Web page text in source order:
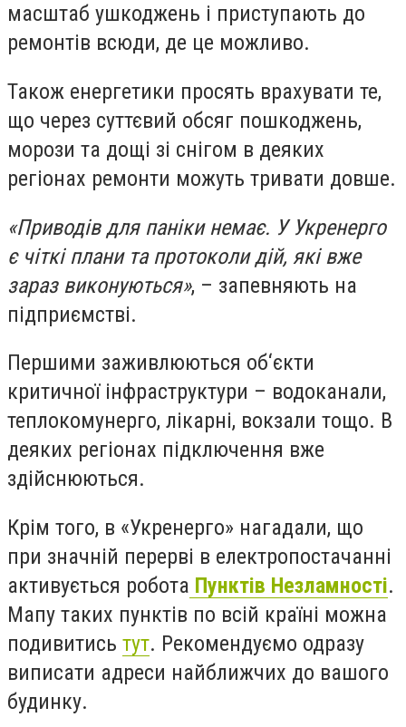
масштаб ушкоджень і приступають до
ремонтів всюди, де це можливо.
Також енергетики просять врахувати те,
що через суттєвий обсяг пошкоджень,
морози та дощі зі снігом в деяких
регіонах ремонти можуть тривати довше.
«Приводів для паніки немає. У Укренерго
є чіткі плани та протоколи дій, які вже
зараз виконуються», – запевняють на
підприємстві.
Першими заживлюються об‘єкти
критичної інфраструктури – водоканали,
теплокомунерго, лікарні, вокзали тощо. В
деяких регіонах підключення вже
здійснюються.
Крім того, в «Укренерго» нагадали, що
при значній перерві в електропостачанні
активується робота Пунктів Незламності.
Мапу таких пунктів по всій країні можна
подивитись тут. Рекомендуємо одразу
виписати адреси найближчих до вашого
будинку.